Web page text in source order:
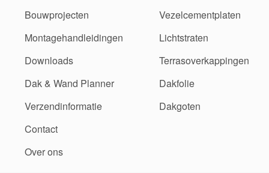
Bouwprojecten
Montagehandleidingen
Downloads
Dak & Wand Planner
Verzendinformatie
Contact
Over ons
Vezelcementplaten
Lichtstraten
Terrasoverkappingen
Dakfolie
Dakgoten